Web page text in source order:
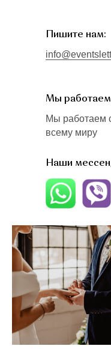
Пишите нам:
Мы
Мы работаем
всему миру
Наши